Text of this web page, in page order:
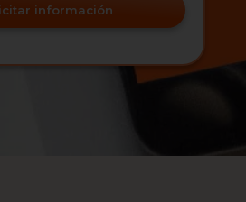
información